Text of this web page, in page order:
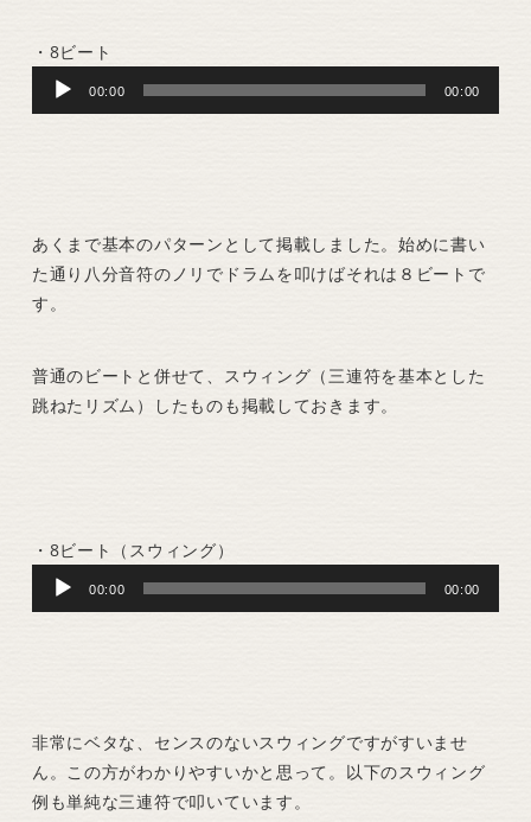
・8ビート
Audio
Player
00:00 00:00
あくまで基本のパターンとして掲載しました。始めに書い
た通り八分音符のノリでドラムを叩けばそれは８ビートで
す。
普通のビートと併せて、スウィング（三連符を基本とした
跳ねたリズム）したものも掲載しておきます。
・8ビート（スウィング）
Audio
Player
00:00 00:00
非常にベタな、センスのないスウィングですがすいませ
ん。この方がわかりやすいかと思って。以下のスウィング
例も単純な三連符で叩いています。